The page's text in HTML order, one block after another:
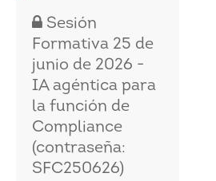
Sesión
Formativa 25 de
junio de 2026 -
IA agéntica para
la función de
Compliance
(contraseña:
SFC250626)